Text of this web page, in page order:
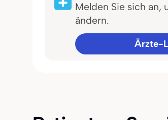
Melden Sie sich an,
ändern.
Ärzte-